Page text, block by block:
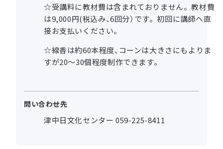
☆受講料に教材費は含まれておりません。教材費
は9,000円(税込み、6回分）です。初回に講師へ直
接お支払いください。
☆線香は約60本程度、コーンは大きさにもよりま
すが20～30個程度制作できます。
問い合わせ先
津中日文化センター 059-225-8411